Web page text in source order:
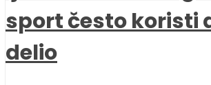
sport često koristi
delio